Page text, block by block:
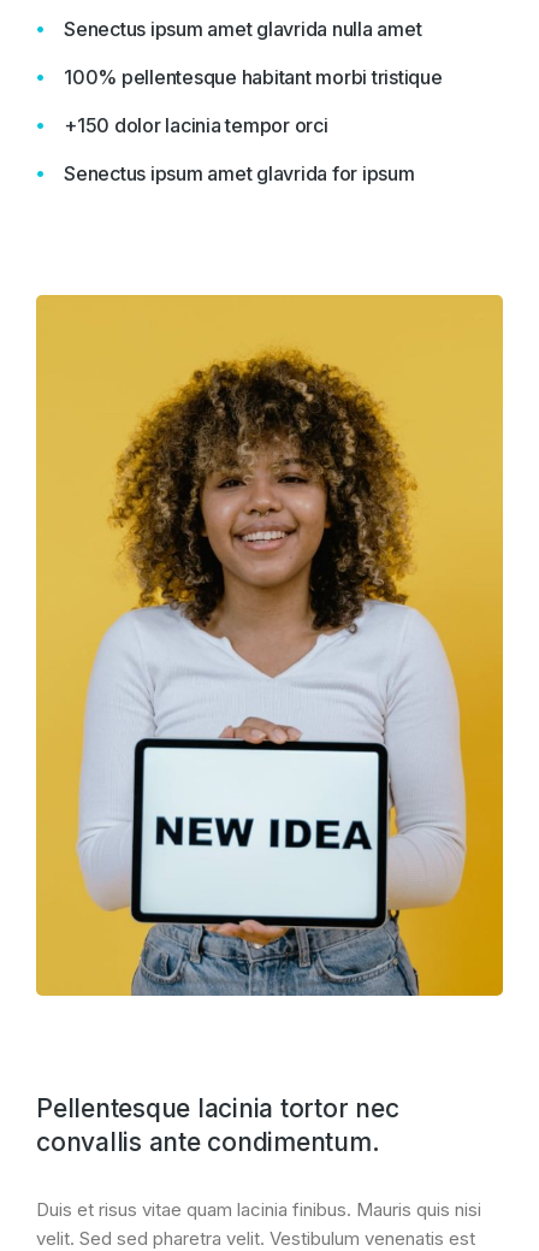
Senectus ipsum amet glavrida nulla amet
100% pellentesque habitant morbi tristique
+150 dolor lacinia tempor orci
Senectus ipsum amet glavrida for ipsum
Pellentesque lacinia tortor nec
convallis ante condimentum.
Duis et risus vitae quam lacinia finibus. Mauris quis nisi
velit. Sed sed pharetra velit. Vestibulum venenatis est